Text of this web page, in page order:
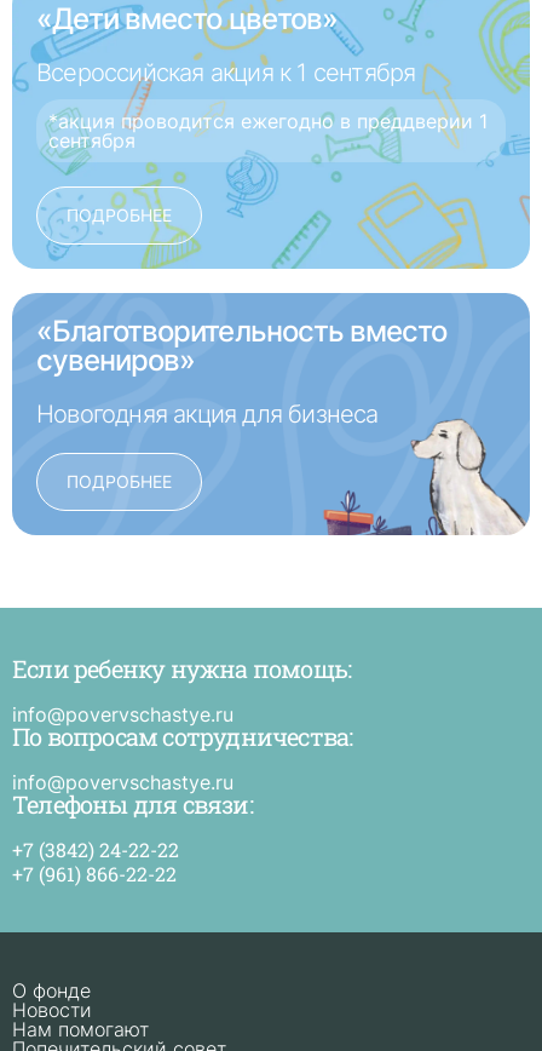
«Дети вместо цветов»
Всероссийская акция к 1 сентября
*акция проводится ежегодно в преддверии 1
сентября
ПОДРОБНЕЕ
«Благотворительность вместо
сувениров»
Новогодняя акция для бизнеса
ПОДРОБНЕЕ
Если ребенку нужна помощь:
info@povervschastye.ru
По вопросам сотрудничества:
info@povervschastye.ru
Телефоны для связи:
+7 (3842) 24-22-22
+7 (961) 866-22-22
О фонде
Новости
Нам помогают